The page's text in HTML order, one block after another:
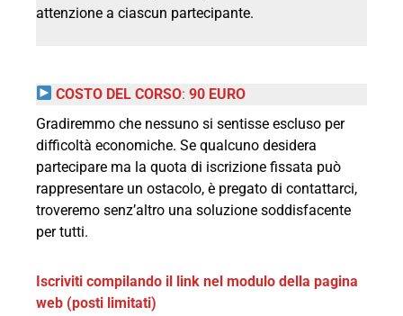
attenzione a ciascun partecipante.
COSTO DEL CORSO:90 EURO
Gradiremmo che nessuno si sentisse escluso per
difficoltà economiche. Se qualcuno desidera
partecipare ma la quota di iscrizione fissata può
rappresentare un ostacolo, è pregato di contattarci,
troveremo senz’altro una soluzione soddisfacente
per tutti.
Iscriviti compilando il link nel modulo della pagina
web (posti limitati)